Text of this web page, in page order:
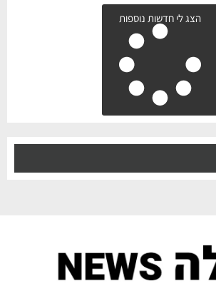
הצג לי חדשות נוספות